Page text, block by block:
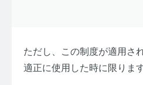
ただし、この制度が適用さ
適正に使用した時に限ります